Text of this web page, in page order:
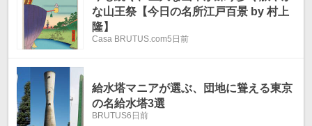
な山王祭【今日の名所江戸百景 by 村上
隆】
Casa BRUTUS.com5日前
給水塔マニアが選ぶ、団地に聳える東京
の名給水塔3選
BRUTUS6日前